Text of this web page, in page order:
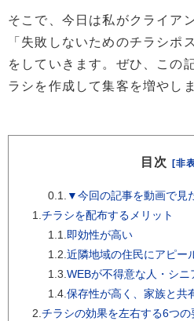
そこで、今日は私がクライア
「失敗しないためのチラシポ
をしていきます。ぜひ、この
ラシを作成して集客を増やし
目次 [非
0.1.
▼今回の記事を動画で見
1. チラシを配布するメリット
1.1. 即効性が高い
1.2. 近隣地域の住民にアピー
1.3. WEBが不得意な人・シ
1.4. 保存性が高く、家族と共
2. チラシの効果を左右する6つの